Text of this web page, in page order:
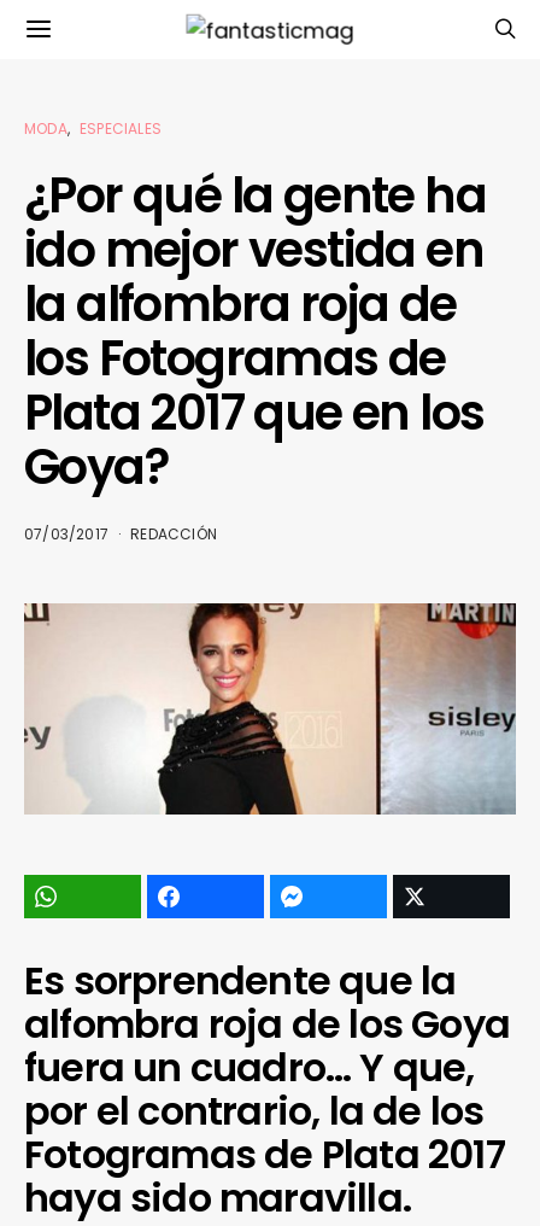
MODA ESPECIALES
¿Por qué la gente ha
ido mejor vestida en
la alfombra roja de
los Fotogramas de
Plata 2017 que en los
Goya?
07/03/2017 REDACCIÓN
Es sorprendente que la
alfombra roja de los Goya
fuera un cuadro… Y que,
por el contrario, la de los
Fotogramas de Plata 2017
haya sido maravilla.